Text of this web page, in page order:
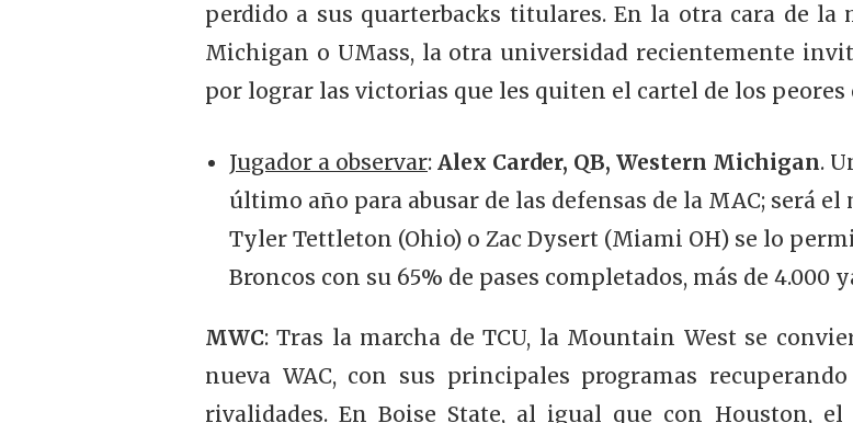
perdido a sus quarterbacks titulares. En la otra cara de la
Michigan o UMass, la otra universidad recientemente
por lograr las victorias que les quiten el cartel de los peores
Jugador a observar: Alex Carder, QB, Western Michigan.
último año para abusar de las defensas de la MAC; será
Tyler Tettleton (Ohio) o Zac Dysert (Miami OH) se lo
Broncos con su 65% de pases completados, más de 4.000
MWC: Tras la marcha de TCU, la Mountain West se
nueva WAC, con sus principales programas
rivalidades. En Boise State, al igual que con Houston,